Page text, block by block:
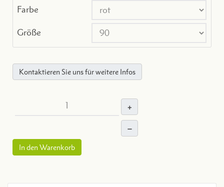
Farbe
Größe
Kontaktieren Sie uns für weitere Infos
+
–
In den Warenkorb